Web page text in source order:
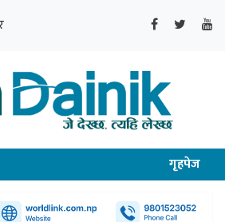
गृहपेज